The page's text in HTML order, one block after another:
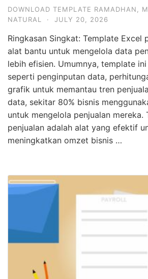
DOWNLOAD TEMPLATE RAMADHAN,
NATURAL
· JULY 20, 2026
Ringkasan Singkat: Template Excel
alat bantu untuk mengelola data
lebih efisien. Umumnya, template
seperti penginputan data,
grafik untuk memantau tren
data, sekitar 80% bisnis
untuk mengelola penjualan mereka.
penjualan adalah alat yang efektif
meningkatkan omzet bisnis …